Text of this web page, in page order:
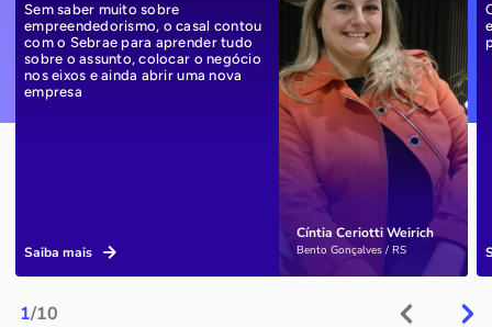
1/10
Cíntia Ceriotti Weirich
Bento Gonçalves / RS
Sem saber muito sobre
empreendedorismo, o casal contou
com o Sebrae para aprender tudo
sobre o assunto, colocar o negócio
nos eixos e ainda abrir uma nova
empresa
Saiba mais